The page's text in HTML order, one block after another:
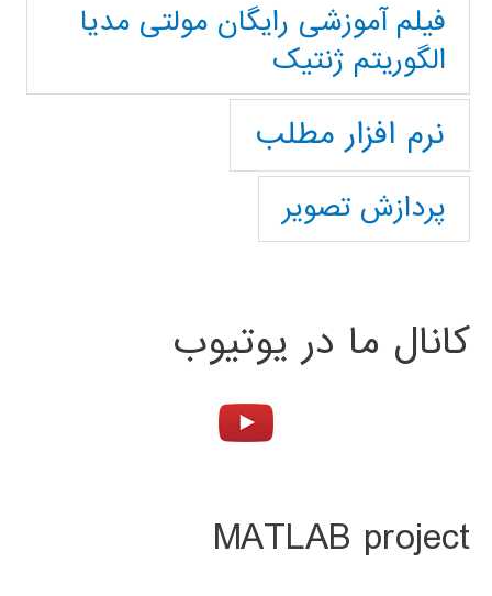
فیلم آموزشی رایگان مولتی مدیا
الگوریتم ژنتیک
نرم افزار مطلب
پردازش تصویر
کانال ما در یوتیوب
MATLAB project